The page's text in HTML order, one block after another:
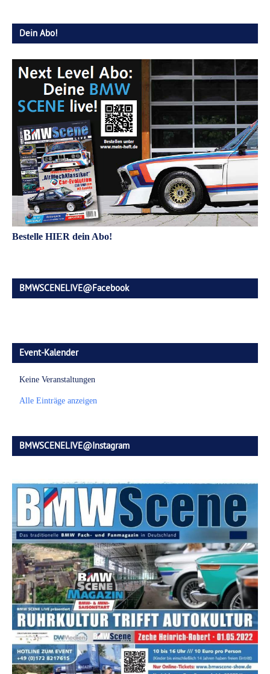
Dein Abo!
Bestelle HIER dein Abo!
BMWSCENELIVE@Facebook
Event-Kalender
Keine Veranstaltungen
Alle Einträge anzeigen
BMWSCENELIVE@Instagram